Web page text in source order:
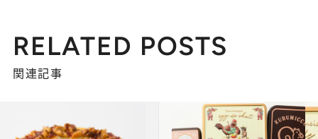
RELATED POSTS
関連記事